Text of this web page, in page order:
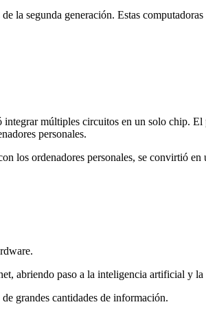
segunda generación. Estas
múltiples circuitos en un solo chip.
personales.
los ordenadores personales, se convirtió en
abriendo paso a la inteligencia artificial y
grandes cantidades de información.